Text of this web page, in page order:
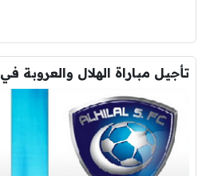
تأجيل مباراة الهلال والعروبة